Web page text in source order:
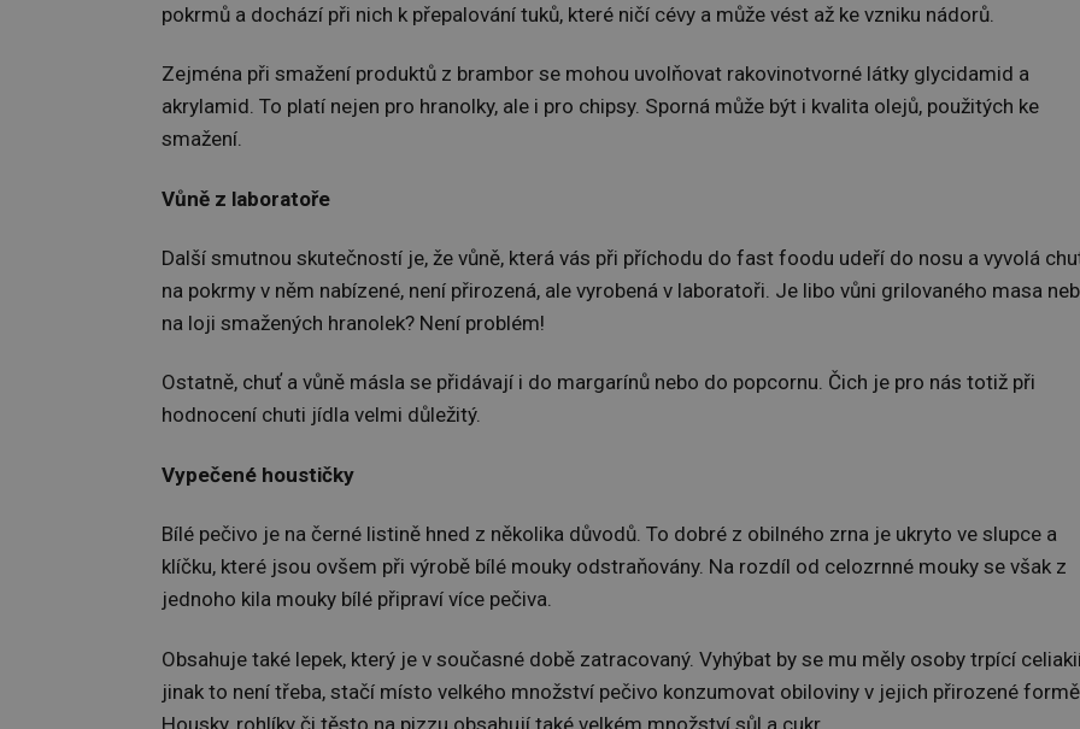
pokrmů a dochází při nich k přepalování tuků, které ničí cévy a může vést až ke vzniku nádorů.
Zejména při smažení produktů z brambor se mohou uvolňovat rakovinotvorné látky glycidamid a
akrylamid. To platí nejen pro hranolky, ale i pro chipsy. Sporná může být i kvalita olejů, použitých ke
smažení.
Vůně z laboratoře
Další smutnou skutečností je, že vůně, která vás při příchodu do fast foodu udeří do nosu a vyvolá
na pokrmy v něm nabízené, není přirozená, ale vyrobená v laboratoři. Je libo vůni grilovaného masa
na loji smažených hranolek? Není problém!
Ostatně, chuť a vůně másla se přidávají i do margarínů nebo do popcornu. Čich je pro nás totiž při
hodnocení chuti jídla velmi důležitý.
Vypečené houstičky
Bílé pečivo je na černé listině hned z několika důvodů. To dobré z obilného zrna je ukryto ve slupce a
klíčku, které jsou ovšem při výrobě bílé mouky odstraňovány. Na rozdíl od celozrnné mouky se však z
jednoho kila mouky bílé připraví více pečiva.
Obsahuje také lepek, který je v současné době zatracovaný. Vyhýbat by se mu měly osoby trpící
jinak to není třeba, stačí místo velkého množství pečivo konzumovat obiloviny v jejich přirozené
Housky, rohlíky či těsto na pizzu obsahují také velkém množství sůl a cukr.